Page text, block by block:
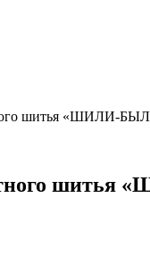
шитья «ШИЛИ-
шитья